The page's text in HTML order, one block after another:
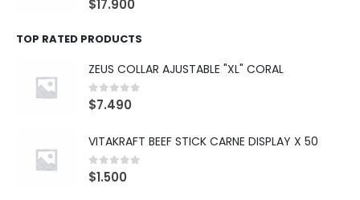
$17.900
TOP RATED PRODUCTS
ZEUS COLLAR AJUSTABLE "XL" CORAL
0out of 5
$7.490
VITAKRAFT BEEF STICK CARNE DISPLAY X 50
0out of 5
$1.500